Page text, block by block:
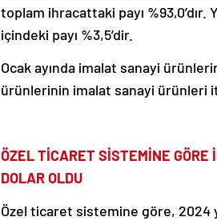
toplam ihracattaki payı
içindeki payı %3,5’dir.
Ocak ayında imalat sanayi
ürünlerinin imalat sanayi ürünleri
ÖZEL TİCARET SİSTEMİNE GÖRE
DOLAR OLDU
Özel ticaret sistemine göre, 2024